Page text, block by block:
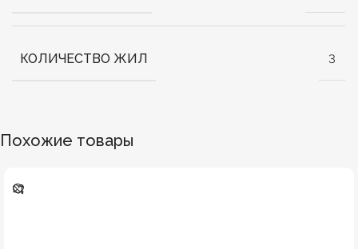
КОЛИЧЕСТВО ЖИЛ 3
Похожие товары